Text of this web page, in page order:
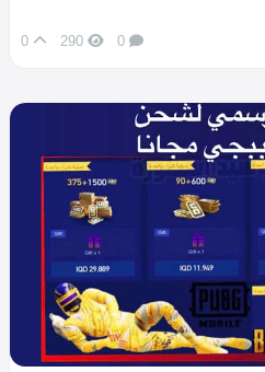
0
290